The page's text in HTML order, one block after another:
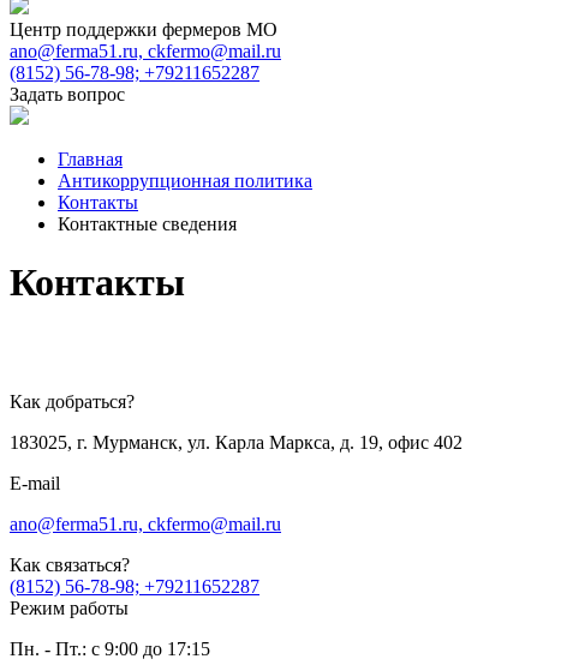
Центр поддержки фермеров МО
ano@ferma51.ru, ckfermo@mail.ru
(8152) 56-78-98; +79211652287
Задать вопрос
Главная
Антикоррупционная политика
Контакты
Контактные сведения
Контакты
Как добраться?
183025, г. Мурманск, ул. Карла Маркса, д. 19, офис 402
E-mail
ano@ferma51.ru, ckfermo@mail.ru
Как связаться?
(8152) 56-78-98; +79211652287
Режим работы
Пн. - Пт.: с 9:00 до 17:15